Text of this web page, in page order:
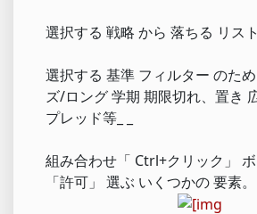
選択する 戦略 から 落ちる リスト
選択する 基準 フィルター のた
ズ/ロング 学期 期限切れ、置き
プレッド等_ _
組み合わせ「 Ctrl+クリック」
「許可」 選ぶ いくつかの 要素。